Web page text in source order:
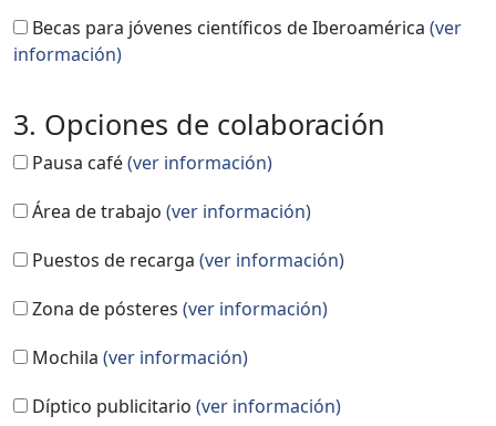
Becas para jóvenes científicos de Iberoamérica (ver
información)
3. Opciones de colaboración
Pausa café(ver información)
Área de trabajo (ver información)
Puestos de recarga (ver información)
Zona de pósteres (ver información)
Mochila (ver información)
Díptico publicitario (ver información)